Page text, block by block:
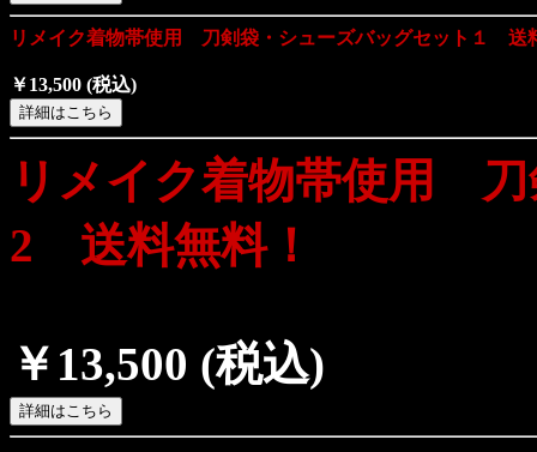
リメイク着物帯使用 刀剣袋・シューズバッグセット１ 送
￥13,500 (税込)
リメイク着物帯使用
2 送料無料！
￥13,500 (税込)